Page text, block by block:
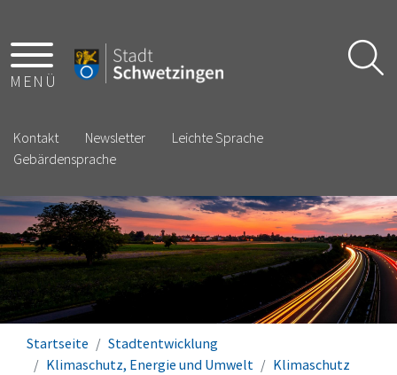
MENÜ
Kontakt Newsletter
Leichte Sprache
Gebärdensprache
Startseite
Stadtentwicklung
Klimaschutz, Energie und Umwelt
Klimaschutz